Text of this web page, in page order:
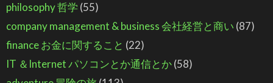
philosophy 哲学 (55)
company management & business 会社経営と商い (87)
finance お金に関すること (22)
IT ＆Internet パソコンとか通信とか(58)